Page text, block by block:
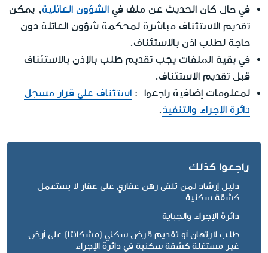
في حال كان الحديث عن ملف في الشؤون العائلية, يمكن
تقديم الاستئناف مباشرة لمحكمة شؤون العائلة دون
حاجة لطلب اذن بالاستئناف.
في بقية الملفات يجب تقديم طلب بالإذن بالاستئناف
قبل تقديم الاستئناف.
لمعلومات إضافية راجعوا : استئناف على قرار مسجل
دائرة الإجراء والتنفيذ.
راجعوا كذلك
دليل إرشاد لمن تلقى رهن عقاري على عقار لا يستعمل
كشقة سكنية
دائرة الإجراء والجباية
طلب لارتهان أو تقديم قرض سكني (مشكانتا) على أرض
غير مستغلة كشقة سكنية في دائرة الإجراء